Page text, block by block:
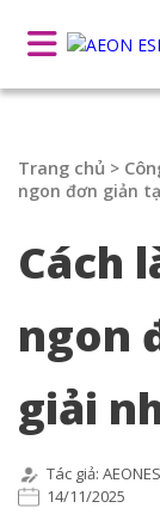
Trang chủ >
ngon đơn giản
Cách
ngon
giải
Tác giả:
14/11/2025